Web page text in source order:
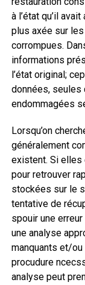
à l’état qu’il
plus axée sur
corrompues.
informations
l’état original;
données, seules
endommagées
Lorsqu’on
généralement
existent. Si
pour retrouver
stockées sur le
tentative de
spouir une
une analyse
manquants et/
procudure
analyse peut